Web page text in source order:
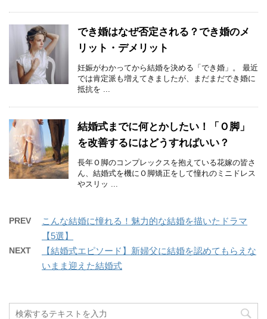
でき婚はなぜ否定される？でき婚のメ
リット・デメリット
妊娠がわかってから結婚を決める「でき婚」。 最近
では肯定派も増えてきましたが、まだまだでき婚に
抵抗を ...
結婚式までに何とかしたい！「Ｏ脚」
を改善するにはどうすればいい？
長年Ｏ脚のコンプレックスを抱えている花嫁の皆さ
ん、結婚式を機にＯ脚矯正をして憧れのミニドレス
やスリッ ...
PREV
こんな結婚に憧れる！魅力的な結婚を描いたドラマ
【5選】
NEXT
【結婚式エピソード】新婦父に結婚を認めてもらえな
いまま迎えた結婚式